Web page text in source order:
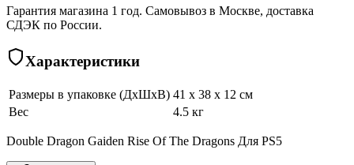
Гарантия магазина 1 год. Самовывоз в Москве, доставка
СДЭК по России.
Характеристики
Размеры в упаковке (ДхШхВ) 41 x 38 x 12 см
Вес
4.5 кг
Double Dragon Gaiden Rise Of The Dragons Для PS5